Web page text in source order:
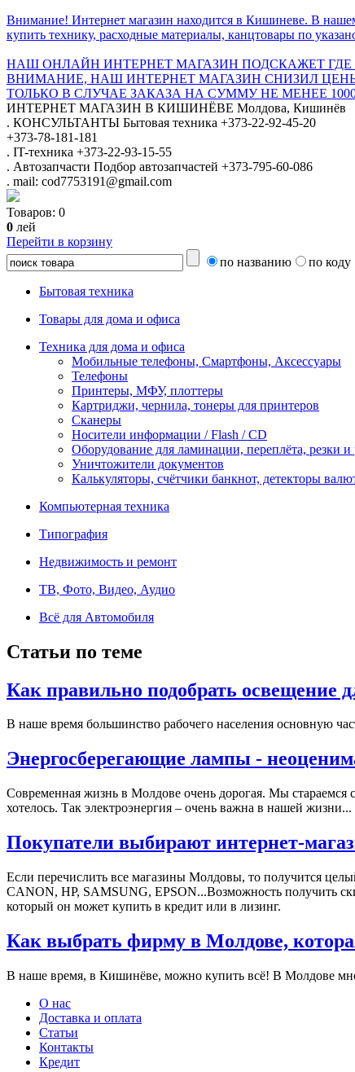
Внимание! Интернет магазин находится в Кишиневе. В
купить технику, расходные материалы, канцтовары по
НАШ ОНЛАЙН ИНТЕРНЕТ МАГАЗИН ПОДСКАЖЕТ ГДЕ
ВНИМАНИЕ, НАШ ИНТЕРНЕТ МАГАЗИН СНИЗИЛ
ТОЛЬКО В СЛУЧАЕ ЗАКАЗА НА СУММУ НЕ МЕНЕЕ
ИНТЕРНЕТ МАГАЗИН В КИШИНЁВЕ Молдова, Кишинёв
. КОНСУЛЬТАНТЫ Бытовая техника +373-22-92-45-20
+373-78-181-181
. IT-техника +373-22-93-15-55
. Автозапчасти Подбор автозапчастей +373-795-60-086
. mail: cod7753191@gmail.com
Товаров: 0
0 лей
Перейти в корзину
по названию
по коду
Бытовая техника
Товары для дома и офиса
Техника для дома и офиса
Мобильные телефоны, Смартфоны, Аксессуары
Телефоны
Принтеры, МФУ, плоттеры
Картриджи, чернила, тонеры для принтеров
Сканеры
Носители информации / Flash / CD
Оборудование для ламинации, переплёта, резки
Уничтожители документов
Калькуляторы, счётчики банкнот, детекторы
Компьютерная техника
Типография
Недвижимость и ремонт
ТВ, Фото, Видео, Аудио
Всё для Автомобиля
Статьи по теме
Как правильно подобрать освещение
В наше время большинство рабочего населения основную
Энергосберегающие лампы -
Современная жизнь в Молдове очень дорогая. Мы
хотелось. Так электроэнергия – очень важна в нашей жизни...
Покупатели выбирают интернет-
Если перечислить все магазины Молдовы, то получится
СANON, HP, SAMSUNG, EPSON...Возможность получить
который он может купить в кредит или в лизинг.
Как выбрать фирму в Молдове,
В наше время, в Кишинёве, можно купить всё! В Молдове
О нас
Доставка и оплата
Статьи
Контакты
Кредит